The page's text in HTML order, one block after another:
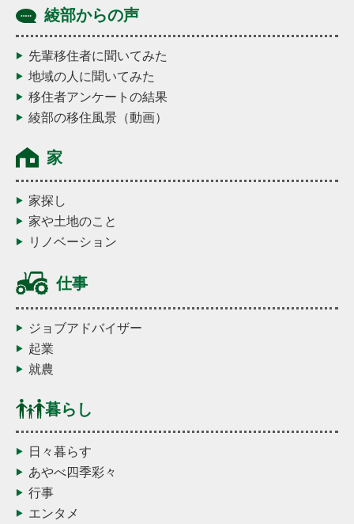
綾部からの声
先輩移住者に聞いてみた
地域の人に聞いてみた
移住者アンケートの結果
綾部の移住風景（動画）
家
家探し
家や土地のこと
リノベーション
仕事
ジョブアドバイザー
起業
就農
暮らし
日々暮らす
あやべ四季彩々
行事
エンタメ